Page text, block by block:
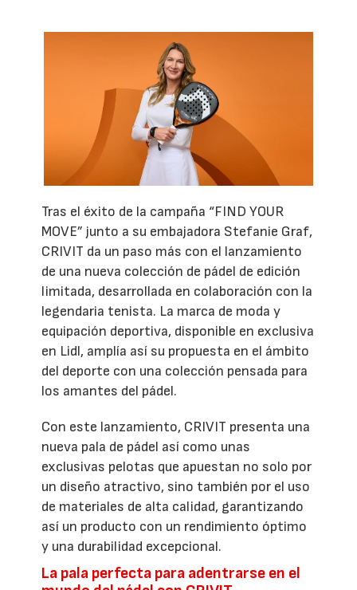
Tras el éxito de la campaña “FIND YOUR
MOVE” junto a su embajadora Stefanie Graf,
CRIVIT da un paso más con el lanzamiento
de una nueva colección de pádel de edición
limitada, desarrollada en colaboración con la
legendaria tenista. La marca de moda y
equipación deportiva, disponible en exclusiva
en Lidl, amplía así su propuesta en el ámbito
del deporte con una colección pensada para
los amantes del pádel.
Con este lanzamiento, CRIVIT presenta una
nueva pala de pádel así como unas
exclusivas pelotas que apuestan no solo por
un diseño atractivo, sino también por el uso
de materiales de alta calidad, garantizando
así un producto con un rendimiento óptimo
y una durabilidad excepcional.
La pala perfecta para adentrarse en el